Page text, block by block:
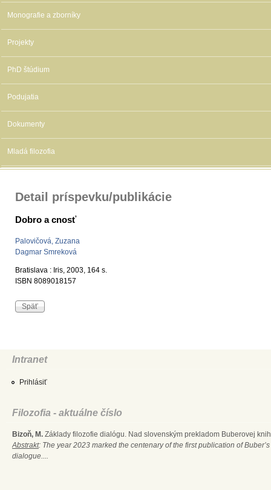
Monografie a zborníky
Projekty
PhD štúdium
Podujatia
Dokumenty
Mladá filozofia
Detail príspevku/publikácie
Dobro a cnosť
Palovičová, Zuzana
Dagmar Smreková
Bratislava : Iris, 2003, 164 s.
ISBN 8089018157
Intranet
Prihlásiť
Filozofia - aktuálne číslo
Bizoň, M. Základy filozofie dialógu. Nad slovenským prekladom Buberovej
Abstrakt: The year 2023 marked the centenary of the first publication of
dialogue....